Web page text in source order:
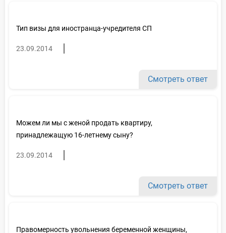
Тип визы для иностранца-учредителя СП
23.09.2014
Смотреть ответ
Можем ли мы с женой продать квартиру,
принадлежащую 16-летнему сыну?
23.09.2014
Смотреть ответ
Правомерность увольнения беременной женщины,